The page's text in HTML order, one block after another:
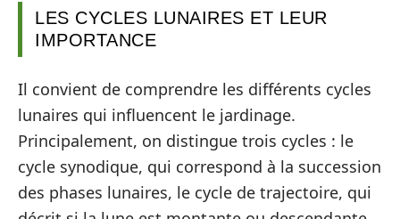
LES CYCLES LUNAIRES ET LEUR
IMPORTANCE
Il convient de comprendre les différents cycles
lunaires qui influencent le jardinage.
Principalement, on distingue trois cycles : le
cycle synodique, qui correspond à la succession
des phases lunaires, le cycle de trajectoire, qui